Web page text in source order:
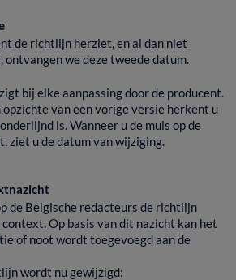
de richtlijn herziet, en al dan niet
we deze tweede datum.
bij elke aanpassing door de producent.
van een vorige versie herkent u
is. Wanneer u de muis op de
ziet u de datum van wijziging.
de Belgische redacteurs de richtlijn
context. Op basis van dit nazicht kan het
of noot wordt toegevoegd aan de
wordt nu gewijzigd: